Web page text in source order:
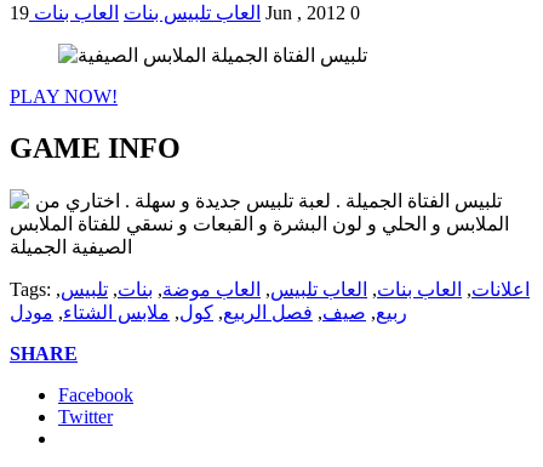
العاب تلبيس بنات العاب بنات 19 Jun , 2012 0
PLAY NOW!
GAME INFO
تلبيس الفتاة الجميلة . لعبة تلبيس جديدة و سهلة . اختاري من
الملابس و الحلي و لون البشرة و القبعات و نسقي للفتاة الملابس
الصيفية الجميلة
Tags: اعلانات, العاب بنات, العاب تلبيس, العاب موضة, بنات, تلبيس,
ربيع, صيف, فصل الربيع, كول, ملابس الشتاء, مودل
SHARE
Facebook
Twitter